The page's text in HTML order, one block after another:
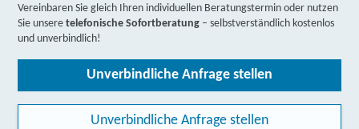
Vereinbaren Sie gleich Ihren individuellen Beratungstermin oder nutzen
Sie unseretelefonische Sofortberatung – selbstverständlich kostenlos
und unverbindlich!
Unverbindliche Anfrage stellen
Unverbindliche Anfrage stellen